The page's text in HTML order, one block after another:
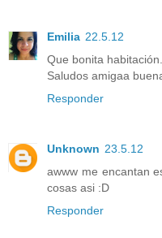
Emilia 22.5.12
Que bonita
Saludos amigaa
Responder
Unknown 23.5.12
awww me encantan
cosas asi :D
Responder